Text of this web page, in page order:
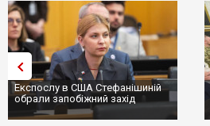
Трамп не передасть Україні
сотні ракет до Patriot, бо у США